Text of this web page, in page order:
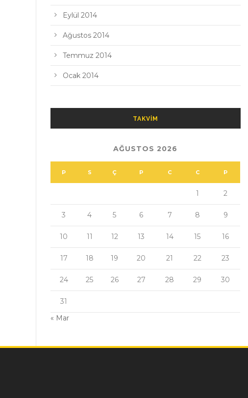
Eylül 2014
Ağustos 2014
Temmuz 2014
Ocak 2014
TAKVIM
AĞUSTOS 2026
P S Ç P C C P
1 2
3 4 5 6 7 8 9
10 11 12 13 14 15 16
17 18 19 20 21 22 23
24 25 26 27 28 29 30
31
« Mar